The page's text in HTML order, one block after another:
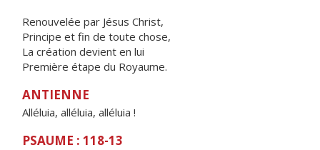
Renouvelée par Jésus Christ,
Principe et fin de toute chose,
La création devient en lui
Première étape du Royaume.
ANTIENNE
Alléluia, alléluia, alléluia !
PSAUME : 118-13